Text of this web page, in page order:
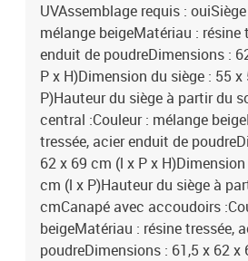
UVAssemblage requis :
mélange beigeMatériau : résine
enduit de poudreDimensions :
P x H)Dimension du siège : 55
P)Hauteur du siège à partir du
central :Couleur : mélange
tressée, acier enduit de
62 x 69 cm (l x P x
cm (l x P)Hauteur du siège à
cmCanapé avec accoudoirs
beigeMatériau : résine tressée,
poudreDimensions : 61,5 x 62 x